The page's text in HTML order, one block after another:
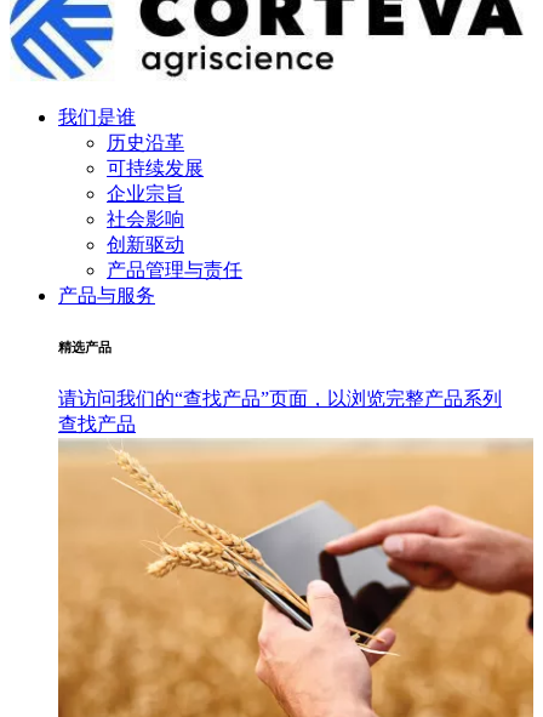
我们是谁
历史沿革
可持续发展
企业宗旨
社会影响
创新驱动
产品管理与责任
产品与服务
精选产品
请访问我们的“查找产品”页面，以浏览完整产品系列
查找产品